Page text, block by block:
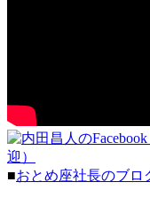
迎）
■おとめ座社長のブロ